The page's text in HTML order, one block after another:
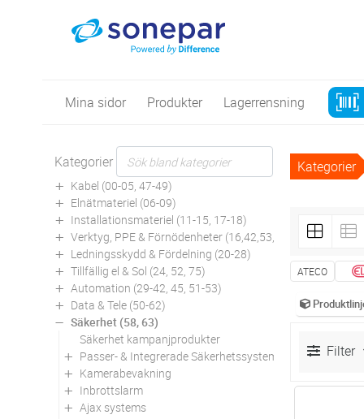
Mina sidor Produkter Lagerrensning
Kategorier
Kabel (00-05, 47-49)
Elnätmateriel (06-09)
Installationsmateriel (11-15, 17-18)
Verktyg, PPE & Förnödenheter (16,42,53,94)
Ledningsskydd & Fördelning (20-28)
Tillfällig el & Sol (24, 52, 75)
Automation (29-42, 45, 51-53)
Data & Tele (50-62)
Säkerhet (58, 63)
Säkerhet kampanjprodukter
Passer- & Integrerade Säkerhetssystem
Kamerabevakning
Inbrottslarm
Ajax systems
Kategorier
ATECO
Filter